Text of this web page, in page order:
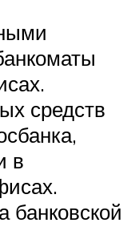
средств
в
банковской